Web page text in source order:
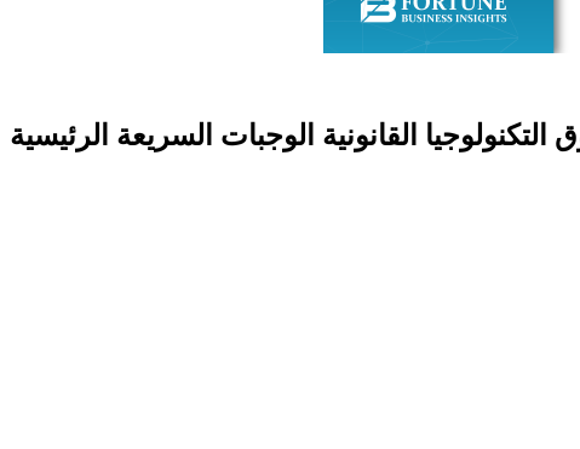
القانونية الوجبات السريعة الرئيسية